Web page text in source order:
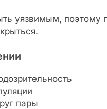
уязвимым,
пары